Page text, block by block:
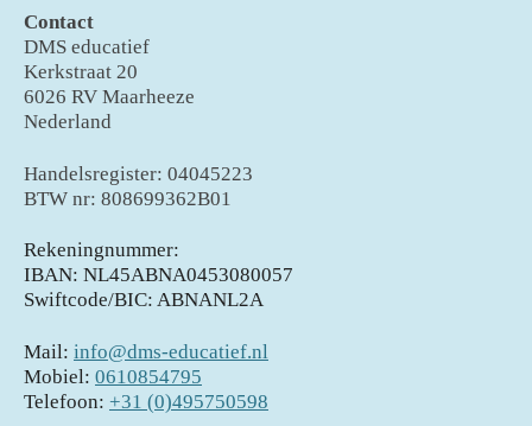
Contact
DMS educatief
Kerkstraat 20
6026 RV Maarheeze
Nederland
Handelsregister: 04045223
BTW nr: 808699362B01
Rekeningnummer:
IBAN: NL45ABNA0453080057
Swiftcode/BIC: ABNANL2A
Mail: info@dms-educatief.nl
Mobiel: 0610854795
Telefoon: +31 (0)495750598